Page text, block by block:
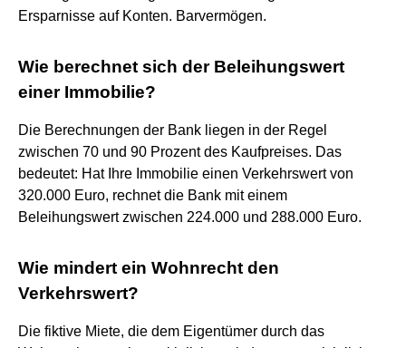
Ersparnisse auf Konten. Barvermögen.
Wie berechnet sich der Beleihungswert
einer Immobilie?
Die Berechnungen der Bank liegen in der Regel
zwischen 70 und 90 Prozent des Kaufpreises. Das
bedeutet: Hat Ihre Immobilie einen Verkehrswert von
320.000 Euro, rechnet die Bank mit einem
Beleihungswert zwischen 224.000 und 288.000 Euro.
Wie mindert ein Wohnrecht den
Verkehrswert?
Die fiktive Miete, die dem Eigentümer durch das